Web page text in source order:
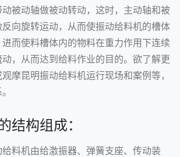
被动轴做被动转动，这时，主动轴和被
向旋转运动，从而使振动给料机的槽体
而使料槽体内的物料在重力作用下连续
，从而达到给料作业的目的。欲了解更
摩昆明振动给料机运行现场和案例等，
结构组成：
料机由给激振器、弹簧支座、传动装